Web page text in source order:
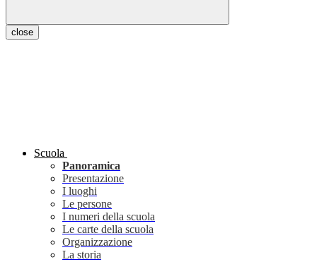
close
Scuola
Panoramica
Presentazione
I luoghi
Le persone
I numeri della scuola
Le carte della scuola
Organizzazione
La storia